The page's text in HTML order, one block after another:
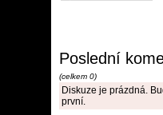
Poslední
(celkem 0)
Diskuze je prázdná.
první.